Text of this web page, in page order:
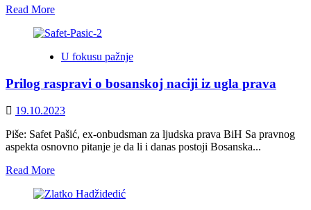
SUBJEKTIVITETU
Read MoreRead
about
Momčilu
Dragićeviću
U fokusu pažnje
Prilog raspravi o bosanskoj naciji iz ugla prava
19.10.2023
Piše: Safet Pašić, ex-onbudsman za ljudska prava BiH Sa pravnog
aspekta osnovno pitanje je da li i danas postoji Bosanska...
Read MoreRead
about